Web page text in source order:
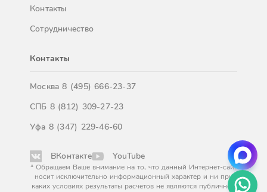
Контакты
Сотрудничество
Контакты
Москва8 (495) 666-23-37
СПБ 8 (812) 309-27-23
Уфа 8 (347) 229-46-60
ВКонтакте YouTube
* Обращаем Ваше внимание на то, что данный Интернет-сайт
носит исключительно информационный характер и ни при
каких условиях результаты расчетов не являются публичной